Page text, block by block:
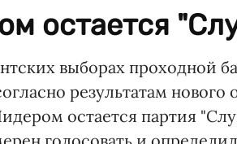
остается
выборах проходной
результатам
остается партия